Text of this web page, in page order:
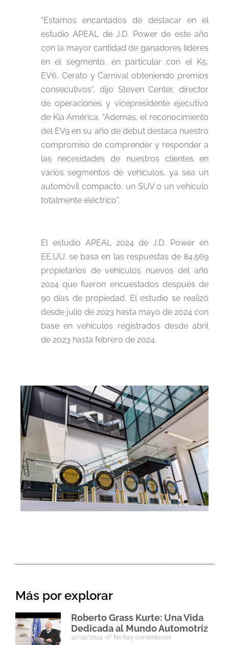
“Estamos encantados de destacar en el
estudio APEAL de J.D. Power de este año
con la mayor cantidad de ganadores líderes
en el segmento, en particular con el K5,
EV6, Cerato y Carnival obteniendo premios
consecutivos”, dijo Steven Center, director
de operaciones y vicepresidente ejecutivo
de Kia América. “Además, el reconocimiento
del EV9 en su año de debut destaca nuestro
compromiso de comprender y responder a
las necesidades de nuestros clientes en
varios segmentos de vehículos, ya sea un
automóvil compacto, un SUV o un vehículo
totalmente eléctrico”.
El estudio APEAL 2024 de J.D. Power en
EE.UU. se basa en las respuestas de 84.569
propietarios de vehículos nuevos del año
2024 que fueron encuestados después de
90 días de propiedad. El estudio se realizó
desde julio de 2023 hasta mayo de 2024 con
base en vehículos registrados desde abril
de 2023 hasta febrero de 2024.
Más por explorar
Roberto Grass Kurte: Una Vida
Dedicada al Mundo Automotriz
12/12/2024 No hay comentarios